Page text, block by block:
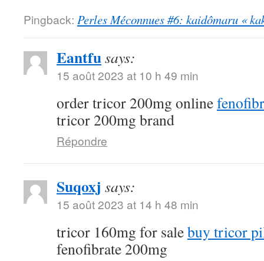
Pingback: Perles Méconnues #6: kaidômaru «
Eantfusays:
15 août 2023 at 10 h 49 min
order tricor 200mg online
tricor 200mg brand
Répondre
Suqoxj says:
15 août 2023 at 14 h 48 min
tricor 160mg for salebuy tricor
fenofibrate 200mg